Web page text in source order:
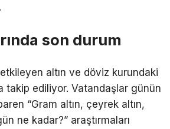
son durum
altın ve döviz kurundaki
takip ediliyor. Vatandaşlar günün
“Gram altın, çeyrek altın,
ne kadar?” araştırmaları